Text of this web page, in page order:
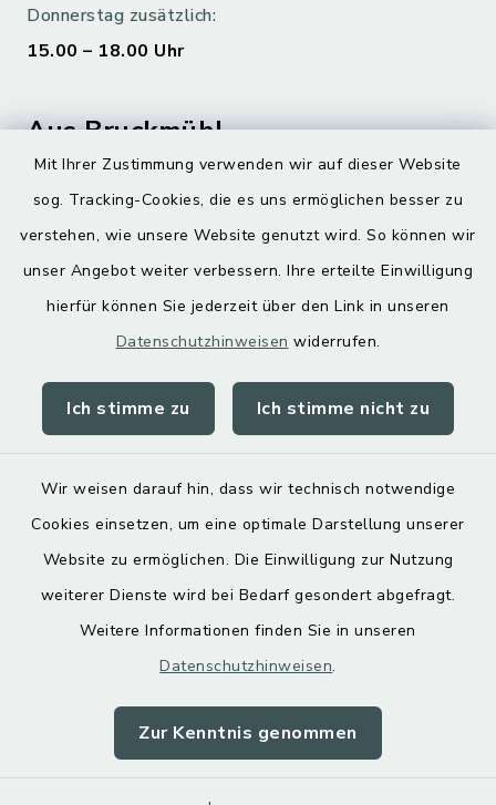
Mit Ihrer Zustimmung verwenden wir auf dieser Website
sog. Tracking-Cookies, die es uns ermöglichen besser zu
verstehen, wie unsere Website genutzt wird. So können wir
unser Angebot weiter verbessern. Ihre erteilte Einwilligung
hierfür können Sie jederzeit über den Link in unseren
Datenschutzhinweisen widerrufen.
Ich stimme zu Ich stimme nicht zu
Wir weisen darauf hin, dass wir technisch notwendige
Cookies einsetzen, um eine optimale Darstellung unserer
Website zu ermöglichen. Die Einwilligung zur Nutzung
weiterer Dienste wird bei Bedarf gesondert abgefragt.
Weitere Informationen finden Sie in unseren
Datenschutzhinweisen.
Zur Kenntnis genommen
Donnerstag zusätzlich:
15.00 – 18.00 Uhr
Aus Bruckmühl
Digitaler Ortsplan
Kontakt
Datenschutz
Impressum
Sitemap
Cookie-Einstellungen